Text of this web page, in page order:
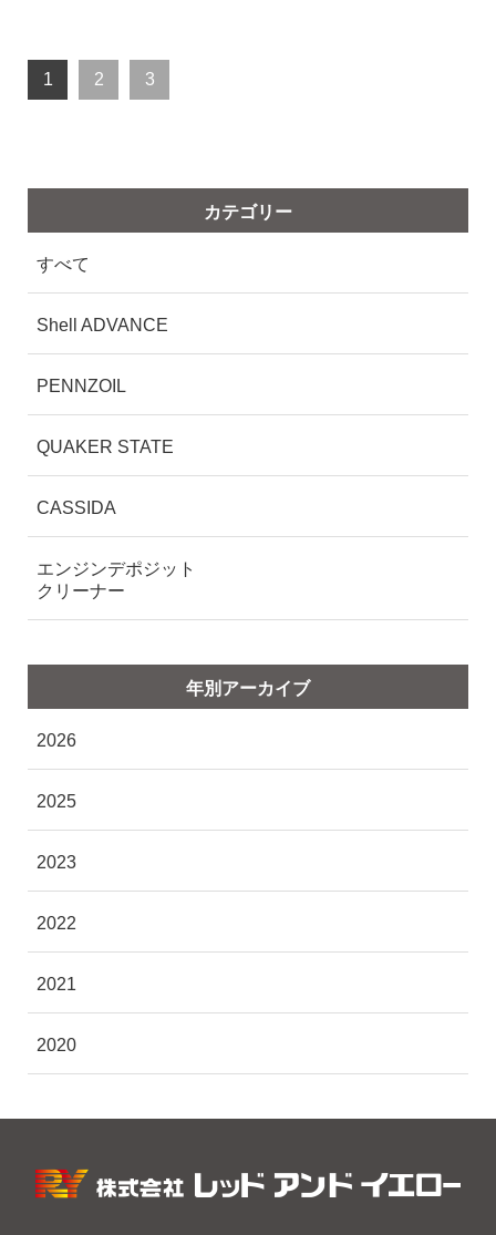
1 2 3
カテゴリー
すべて
Shell ADVANCE
PENNZOIL
QUAKER STATE
CASSIDA
エンジンデポジット
クリーナー
年別アーカイブ
2026
2025
2023
2022
2021
2020